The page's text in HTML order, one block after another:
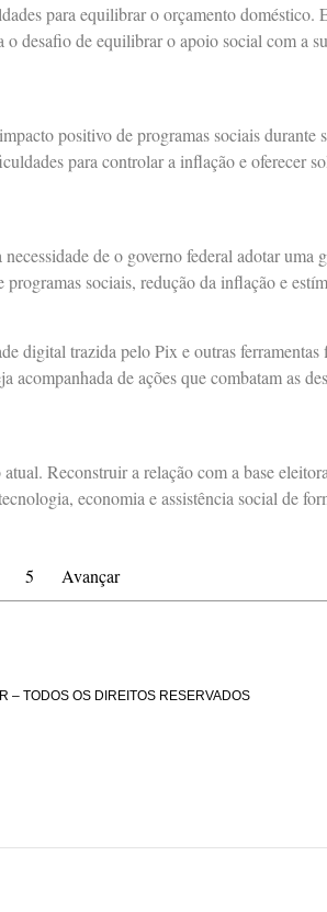
para equilibrar o orçamento doméstico.
desafio de equilibrar o apoio social com a
positivo de programas sociais durante
para controlar a inflação e oferecer
de o governo federal adotar uma
sociais, redução da inflação e
digital trazida pelo Pix e outras
de ações que combatam as
Reconstruir a relação com a base
economia e assistência social de
5 Avançar
– TODOS OS DIREITOS RESERVADOS